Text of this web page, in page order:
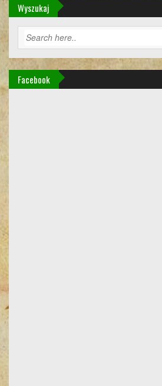
Wyszukaj
Facebook